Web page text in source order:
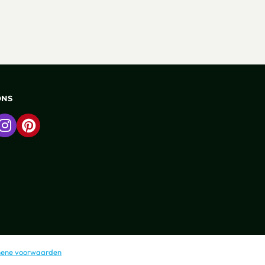
Facebook
Ga naar Instagram
Ga naar Pinterest
voorwaarden